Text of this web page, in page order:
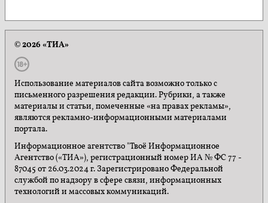
© 2026 «ТИА»
Использование материалов сайта возможно только с
письменного разрешения редакции. Рубрики, а также
материалы и статьи, помеченные «на правах рекламы»,
являются рекламно-информационными материалами
портала.
Информационное агентство "Твоё Информационное
Агентство («ТИА»), регистрационный номер ИА № ФС 77 -
87045 от 26.03.2024 г. Зарегистрировано Федеральной
службой по надзору в сфере связи, информационных
технологий и массовых коммуникаций.